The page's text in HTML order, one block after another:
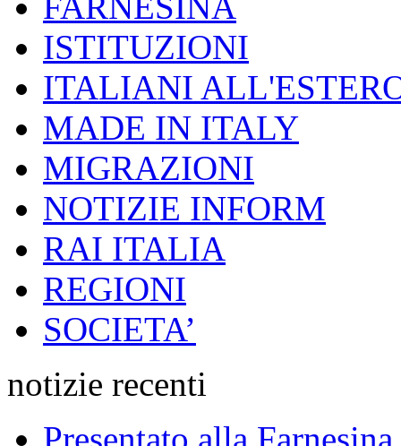
ISTITUZIONI
ITALIANI
MADE IN ITALY
MIGRAZIONI
NOTIZIE INFORM
RAI ITALIA
REGIONI
SOCIETA’
notizie recenti
Presentato alla